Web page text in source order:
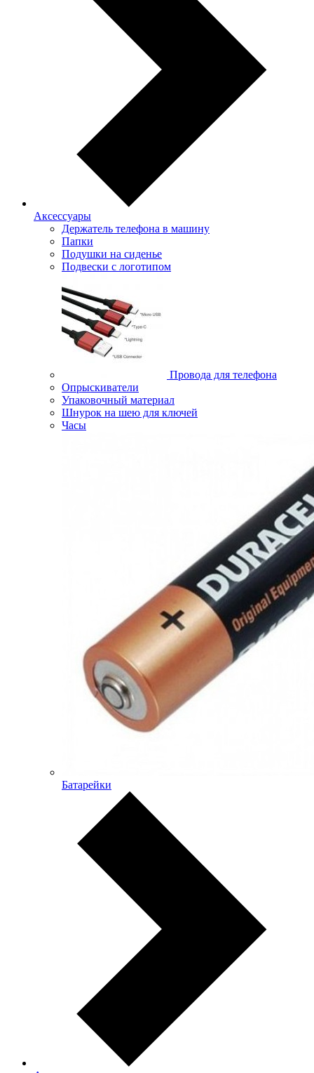
Аксессуары
Держатель телефона в машину
Папки
Подушки на сиденье
Подвески с логотипом
Провода для телефона
Опрыскиватели
Упаковочный материал
Шнурок на шею для ключей
Часы
Батарейки